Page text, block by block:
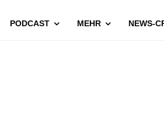
PODCAST MEHR NEWS-